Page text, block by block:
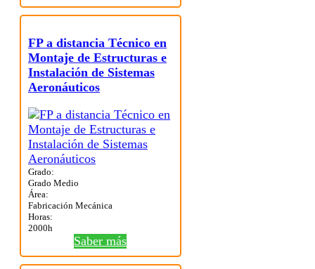
FP a distancia Técnico en
Montaje de Estructuras e
Instalación de Sistemas
Aeronáuticos
Grado:
Grado Medio
Área:
Fabricación Mecánica
Horas:
2000h
Saber más